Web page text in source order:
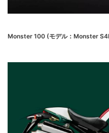
Monster 100 (モデル：Monster